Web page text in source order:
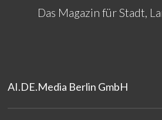
Das Magazin für Stadt,
AI.DE.Media Berlin GmbH